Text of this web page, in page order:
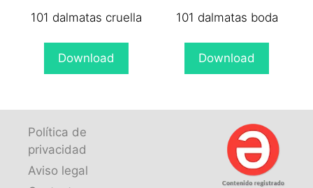
101 dalmatas cruella
Download
101 dalmatas boda
Download
Política de
privacidad
Aviso legal